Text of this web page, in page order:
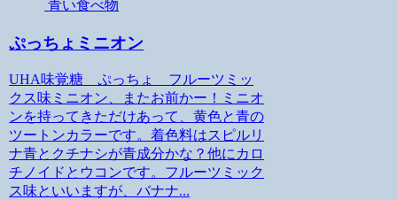
青い食べ物
ぷっちょミニオン
UHA味覚糖 ぷっちょ フルーツミッ
クス味ミニオン、またお前かー！ミニオ
ンを持ってきただけあって、黄色と青の
ツートンカラーです。着色料はスピルリ
ナ青とクチナシが青成分かな？他にカロ
チノイドとウコンです。フルーツミック
ス味といいますが、バナナ...